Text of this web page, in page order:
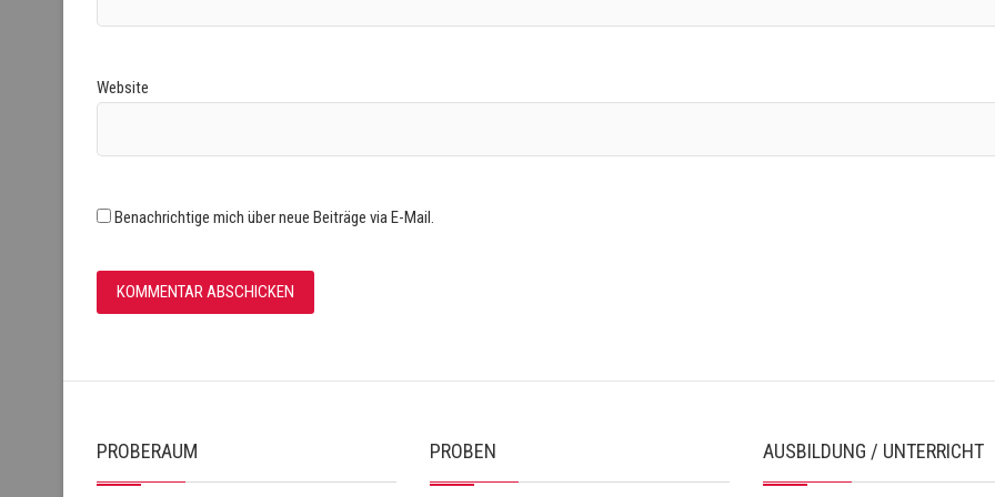
Website
Benachrichtige mich über neue Beiträge via E-Mail.
PROBERAUM PROBEN AUSBILDUNG / UNTERRICHT